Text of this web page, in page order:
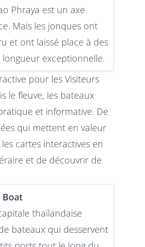
Phraya est un axe
Mais les jonques ont
et ont laissé place à des
longueur exceptionnelle.
pour les Visiteurs
le fleuve, les bateaux
et informative. De
qui mettent en valeur
cartes interactives en
et de découvrir de
Boat
thaïlandaise
bateaux qui desservent